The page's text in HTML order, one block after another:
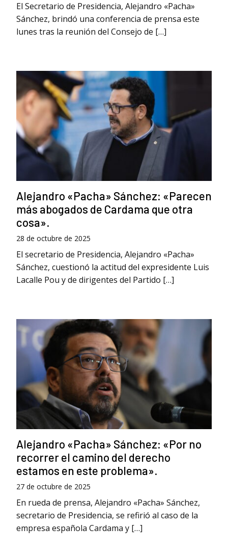
El Secretario de Presidencia, Alejandro «Pacha»
Sánchez, brindó una conferencia de prensa este
lunes tras la reunión del Consejo de […]
Alejandro «Pacha» Sánchez: «Parecen
más abogados de Cardama que otra
cosa».
28 de octubre de 2025
El secretario de Presidencia, Alejandro «Pacha»
Sánchez, cuestionó la actitud del expresidente Luis
Lacalle Pou y de dirigentes del Partido […]
Alejandro «Pacha» Sánchez: «Por no
recorrer el camino del derecho
estamos en este problema».
27 de octubre de 2025
En rueda de prensa, Alejandro «Pacha» Sánchez,
secretario de Presidencia, se refirió al caso de la
empresa española Cardama y […]